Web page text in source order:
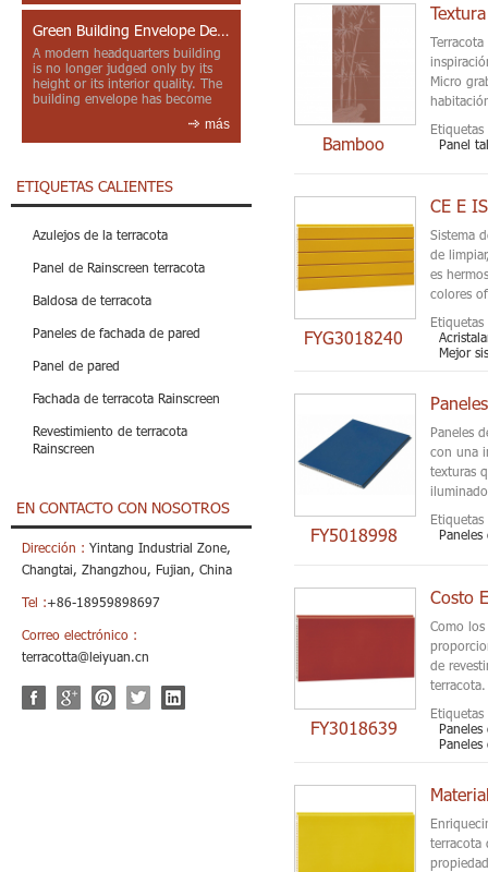
Green Building Envelope Design: Clay Sunscreen Fins for Modern Headquarters Architecture
A modern headquarters building
is no longer judged only by its
height or its interior quality. The
building envelope has become
más
ETIQUETAS CALIENTES
Azulejos de la terracota
Panel de Rainscreen terracota
Baldosa de terracota
Paneles de fachada de pared
Panel de pared
Fachada de terracota Rainscreen
Revestimiento de terracota
Rainscreen
EN CONTACTO CON NOSOTROS
Dirección : Yintang Industrial Zone,
Changtai, Zhangzhou, Fujian, China
Tel :+86-18959898697
Correo electrónico :
terracotta@leiyuan.cn
Bamboo
Micro
Panel
FYG3018240
Sistema
de
es
colores
Mejor
FY5018998
Paneles
con una
texturas
FY3018639
Como
de
terracota.
terracota